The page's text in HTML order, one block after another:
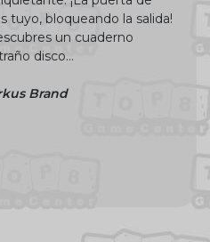
tuyo, bloqueando la salida!
un cuaderno
disco…
Brand